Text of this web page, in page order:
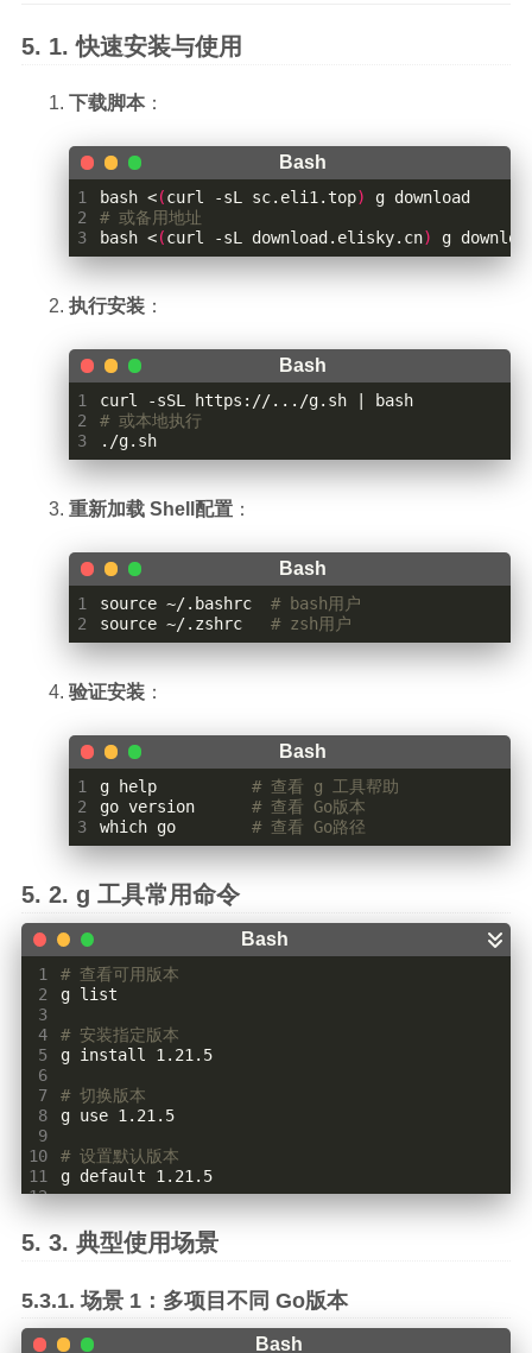
快速安装与使用
下载脚本：
1
2
3
bash <(curl -sL sc.eli1.top)
# 或备用地址
bash <(curl -sL download.elisky.cn) g
执行安装 ：
1
2
3
curl -sSL https://.../g.sh
# 或本地执行
./g.sh
重新加载 Shell配置 ：
1
2
source ~/.bashrc # bash用户
source ~/.zshrc # zsh用户
验证安装 ：
1
2
3
g help
# 查看 g 工具帮助
go version # 查看 Go版本
which go # 查看 Go路径
g 工具常用命令
1
2
3
4
5
6
7
8
9
10
11
12
14
15
17
19
# 查看可用版本
# 安装指定版本
# 切换版本
# 设置默认版本
# 清理缓存
典型使用场景
场景 1：多项目不同 Go版本